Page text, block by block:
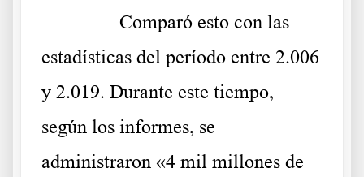
Comparó esto con las
estadísticas del período entre 2.006
y 2.019. Durante este tiempo,
según los informes, se
administraron «4 mil millones de